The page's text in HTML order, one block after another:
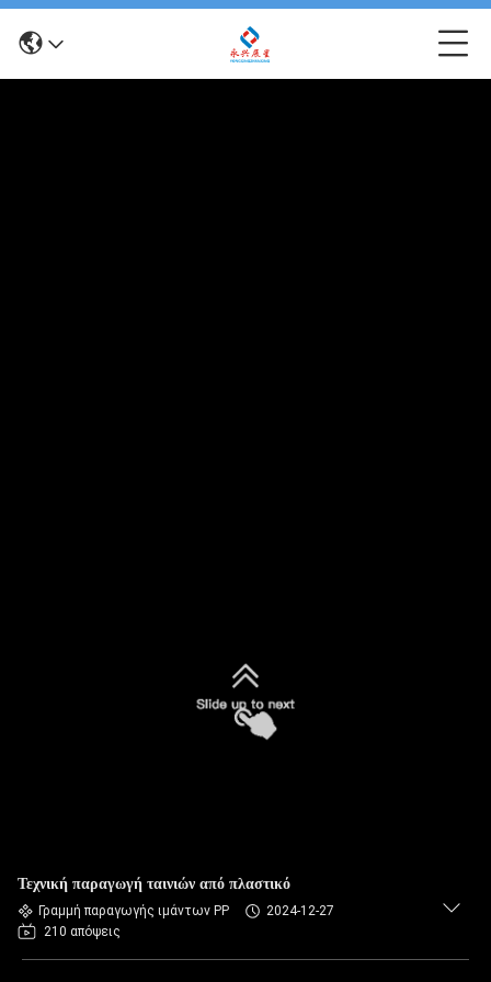
Τεχνική παραγωγή ταινιών από πλαστικό
Γραμμή παραγωγής ιμάντων PP
2024-12-27
210 απόψεις